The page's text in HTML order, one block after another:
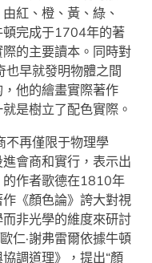
紅、橙、黃、綠、
頓完成于1704年的著
的主要讀本。同時對
也早就發明物體之間
他的繪畫實際著作
是樹立了配色實際。
不再僅限于物理學
會商和實行，表示出
的作者歌德在1810年
《顏色論》誇大對視
非光學的維度來研討
仁·謝弗雷爾依據牛頓
調道理》，提出“顏